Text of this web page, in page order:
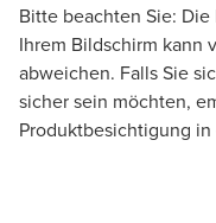
Bitte beachten Sie:
Ihrem Bildschirm kann
abweichen. Falls Sie
sicher sein möchten,
Produktbesichtigung